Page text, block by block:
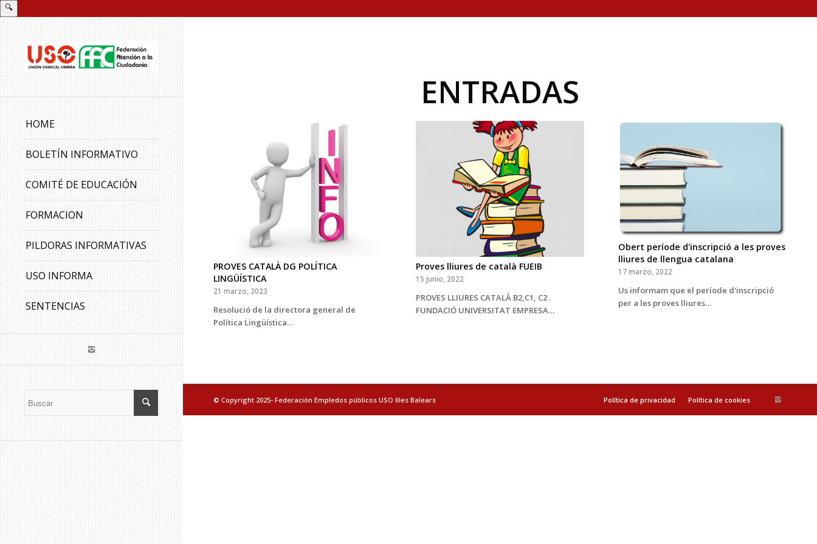
🔍
HOME
BOLETÍN INFORMATIVO
COMITÉ DE EDUCACIÓN
FORMACION
PILDORAS INFORMATIVAS
USO INFORMA
SENTENCIAS
ENTRADAS
PROVES CATALÀ DG POLÍTICA
LINGÜÍSTICA
21 marzo, 2023
Resolució de la directora general de
Política Lingüística…
Proves lliures de català FUEIB
15 junio, 2022
PROVES LLIURES CATALÀ B2,C1, C2 .
FUNDACIÓ UNIVERSITAT EMPRESA…
Obert període d'inscripció a les proves
lliures de llengua catalana
17 marzo, 2022
Us informam que el període d'inscripció
per a les proves lliures…
© Copyright 2025- Federación Empledos públicos USO Illes Balears Política de privacidad Política de cookies